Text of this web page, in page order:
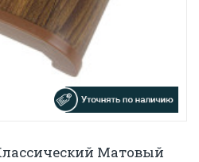
Матовый